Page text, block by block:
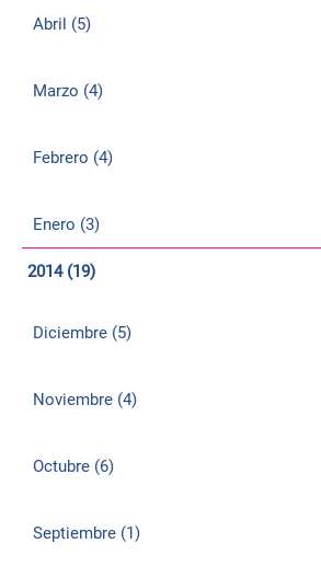
Abril (5)
Marzo (4)
Febrero (4)
Enero (3)
2014 (19)
Diciembre (5)
Noviembre (4)
Octubre (6)
Septiembre (1)